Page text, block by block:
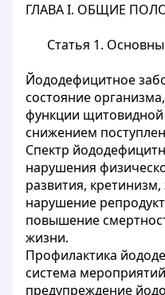
ГЛАВА I. ОБЩИЕ
Статья 1.
Йододефицитное
состояние
функции
снижением
Спектр
нарушения
развития,
нарушение
повышение
жизни.
Профилактика
система
предупреждение